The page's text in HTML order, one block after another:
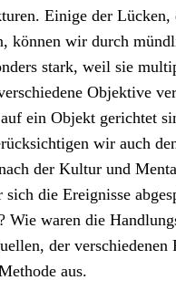
Einige der
kön­nen wir durch
stark, weil sie
Objek­tive
ein Objekt gerichtet
wir auch
der Kul­tur und
sich die Ereignisse
Wie waren die
der ver­schiede­nen
aus.